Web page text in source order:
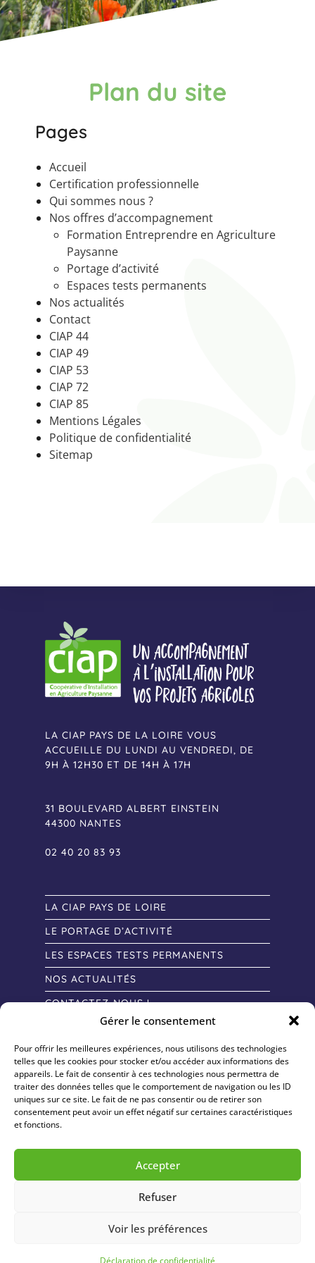
Gérer le consentement
Pour offrir les meilleures expériences, nous utilisons des technologies
telles que les cookies pour stocker et/ou accéder aux informations des
appareils. Le fait de consentir à ces technologies nous permettra de
traiter des données telles que le comportement de navigation ou les ID
uniques sur ce site. Le fait de ne pas consentir ou de retirer son
consentement peut avoir un effet négatif sur certaines caractéristiques
et fonctions.
Accepter
Refuser
Voir les préférences
Déclaration de confidentialité
Plan du site
Pages
Accueil
Certification professionnelle
Qui sommes nous ?
Nos offres d’accompagnement
Formation Entreprendre en Agriculture
Paysanne
Portage d’activité
Espaces tests permanents
Nos actualités
Contact
CIAP 44
CIAP 49
CIAP 53
CIAP 72
CIAP 85
Mentions Légales
Politique de confidentialité
Sitemap
LA CIAP PAYS DE LA LOIRE VOUS
ACCUEILLE DU LUNDI AU VENDREDI, DE
9H À 12H30 ET DE 14H À 17H
31 BOULEVARD ALBERT EINSTEIN
44300 NANTES
02 40 20 83 93
LA CIAP PAYS DE LOIRE
LE PORTAGE D’ACTIVITÉ
LES ESPACES TESTS PERMANENTS
NOS ACTUALITÉS
CONTACTEZ-NOUS !
POLITIQUE DE CONFIDENTIALITÉ
MENTIONS LÉGALES